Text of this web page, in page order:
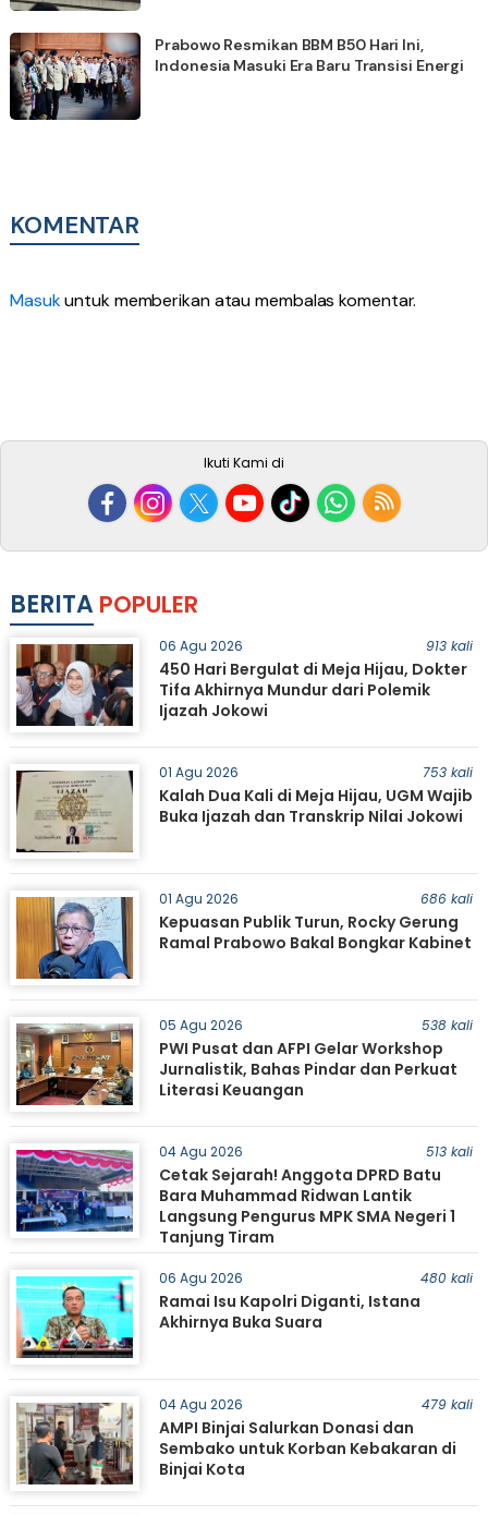
Prabowo Resmikan BBM B50 Hari Ini,
Indonesia Masuki Era Baru Transisi Energi
KOMENTAR
Masukuntuk memberikan atau membalas komentar.
Ikuti Kami di
BERITA POPULER
06 Agu 2026 913 kali
450 Hari Bergulat di Meja Hijau, Dokter
Tifa Akhirnya Mundur dari Polemik
Ijazah Jokowi
01 Agu 2026 753 kali
Kalah Dua Kali di Meja Hijau, UGM Wajib
Buka Ijazah dan Transkrip Nilai Jokowi
01 Agu 2026 686 kali
Kepuasan Publik Turun, Rocky Gerung
Ramal Prabowo Bakal Bongkar Kabinet
05 Agu 2026 538 kali
PWI Pusat dan AFPI Gelar Workshop
Jurnalistik, Bahas Pindar dan Perkuat
Literasi Keuangan
04 Agu 2026 513 kali
Cetak Sejarah! Anggota DPRD Batu
Bara Muhammad Ridwan Lantik
Langsung Pengurus MPK SMA Negeri 1
Tanjung Tiram
06 Agu 2026 480 kali
Ramai Isu Kapolri Diganti, Istana
Akhirnya Buka Suara
04 Agu 2026 479 kali
AMPI Binjai Salurkan Donasi dan
Sembako untuk Korban Kebakaran di
Binjai Kota